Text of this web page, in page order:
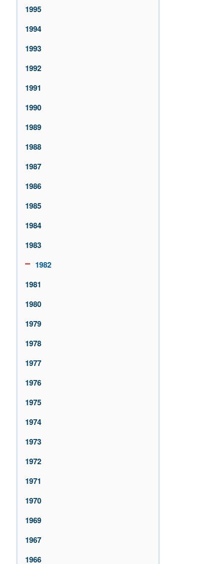
1995
1994
1993
1992
1991
1990
1989
1988
1987
1986
1985
1984
1983
1982
1981
1980
1979
1978
1977
1976
1975
1974
1973
1972
1971
1970
1969
1967
1966